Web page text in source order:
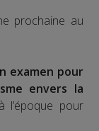
prochaine au
examen pour
envers la
l’époque pour